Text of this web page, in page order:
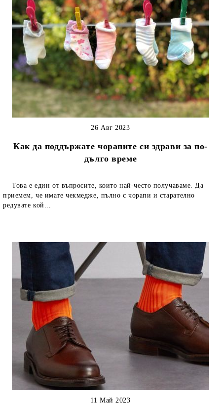
Как да поддържате чорапите си здрави за по-
дълго време
26 Авг 2023
Това е един от въпросите, които най-често получаваме. Да
приемем, че имате чекмедже, пълно с чорапи и старателно
редувате кой...
11 Май 2023